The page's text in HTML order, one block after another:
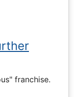
franchise.